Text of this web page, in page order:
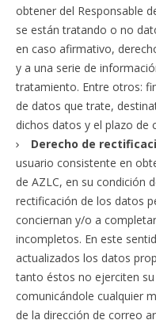
obtener del Responsable
se están tratando o no
en caso afirmativo,
y a una serie de
tratamiento. Entre otros:
de datos que trate,
dichos datos y el plazo de
Derecho de
usuario consistente en
de AZLC, en su condición
rectificación de los datos
conciernan y/o a
incompletos. En este
actualizados los datos
tanto éstos no ejerciten
comunicándole cualquier
de la dirección de correo